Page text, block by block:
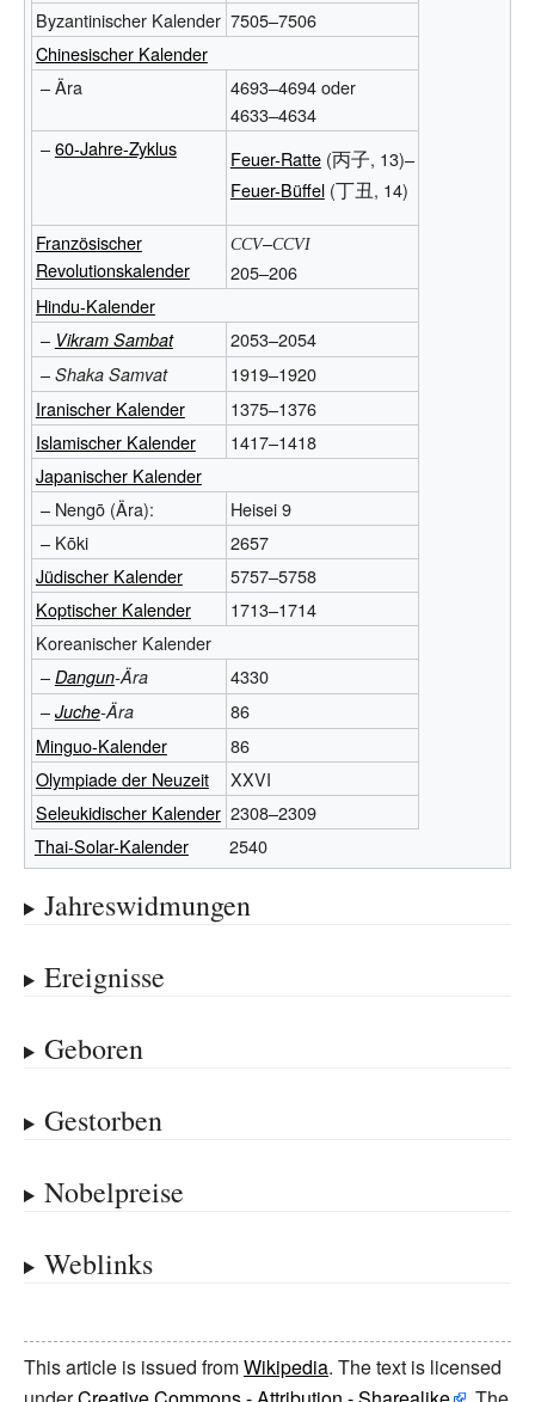
Byzantinischer Kalender 7505–7506
Chinesischer Kalender
– Ära
4693–4694 oder
4633–4634
–60-Jahre-Zyklus Feuer-Ratte(丙子, 13)–
Feuer-Büffel(丁丑, 14)
Französischer
Revolutionskalender
CCV–CCVI
205–206
Hindu-Kalender
– Vikram Sambat
2053–2054
– Shaka Samvat
1919–1920
Iranischer Kalender
1375–1376
Islamischer Kalender
1417–1418
Japanischer Kalender
– Nengō (Ära):
Heisei 9
– Kōki
2657
Jüdischer Kalender
5757–5758
Koptischer Kalender
1713–1714
Koreanischer Kalender
– Dangun-Ära
4330
– Juche-Ära
86
Minguo-Kalender
86
Olympiade der Neuzeit
XXVI
Seleukidischer Kalender 2308–2309
Thai-Solar-Kalender
2540
Jahreswidmungen
Ereignisse
Geboren
Gestorben
Nobelpreise
Weblinks
This article is issued fromWikipedia. The text is licensed